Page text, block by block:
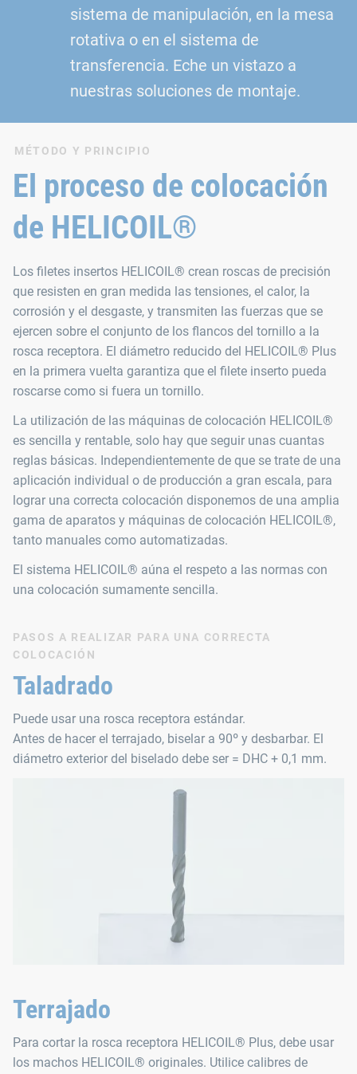
sistema de manipulación, en la mesa
rotativa o en el sistema de
transferencia. Eche un vistazo a
nuestras soluciones de montaje.
MÉTODO Y PRINCIPIO
El proceso de colocación
de HELICOIL®
Los filetes insertos HELICOIL® crean roscas de precisión
que resisten en gran medida las tensiones, el calor, la
corrosión y el desgaste, y transmiten las fuerzas que se
ejercen sobre el conjunto de los flancos del tornillo a la
rosca receptora. El diámetro reducido del HELICOIL® Plus
en la primera vuelta garantiza que el filete inserto pueda
roscarse como si fuera un tornillo.
La utilización de las máquinas de colocación HELICOIL®
es sencilla y rentable, solo hay que seguir unas cuantas
reglas básicas. Independientemente de que se trate de una
aplicación individual o de producción a gran escala, para
lograr una correcta colocación disponemos de una amplia
gama de aparatos y máquinas de colocación HELICOIL®,
tanto manuales como automatizadas.
El sistema HELICOIL® aúna el respeto a las normas con
una colocación sumamente sencilla.
PASOS A REALIZAR PARA UNA CORRECTA
COLOCACIÓN
Taladrado
Puede usar una rosca receptora estándar.
Antes de hacer el terrajado, biselar a 90º y desbarbar. El
diámetro exterior del biselado debe ser = DHC + 0,1 mm.
Terrajado
Para cortar la rosca receptora HELICOIL® Plus, debe usar
los machos HELICOIL® originales. Utilice calibres de